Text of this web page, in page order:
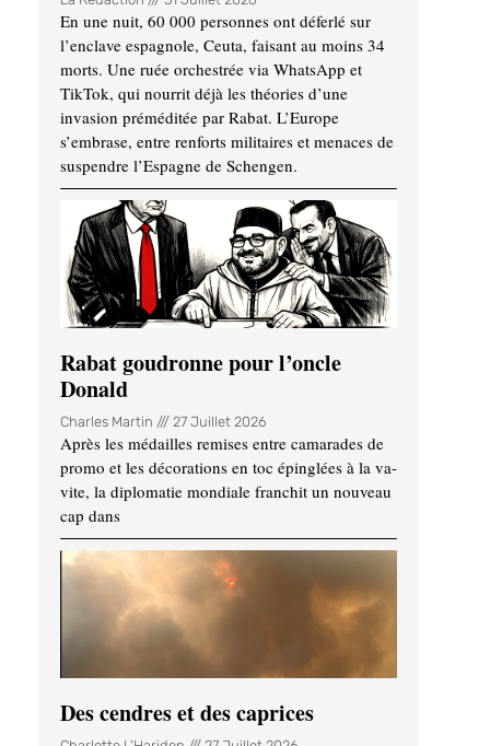
En une nuit, 60 000 personnes ont déferlé sur
l’enclave espagnole, Ceuta, faisant au moins 34
morts. Une ruée orchestrée via WhatsApp et
TikTok, qui nourrit déjà les théories d’une
invasion préméditée par Rabat. L’Europe
s’embrase, entre renforts militaires et menaces de
suspendre l’Espagne de Schengen.
Rabat goudronne pour l’oncle
Donald
Charles Martin 27 Juillet 2026
Après les médailles remises entre camarades de
promo et les décorations en toc épinglées à la va-
vite, la diplomatie mondiale franchit un nouveau
cap dans
Des cendres et des caprices